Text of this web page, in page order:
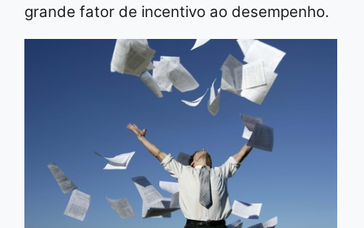
grande fator de incentivo ao desempenho.